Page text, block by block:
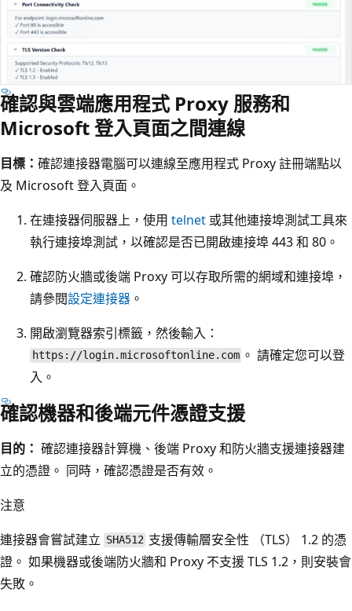
確認與雲端應用程式 Proxy 服務和
Microsoft 登入頁面之間連線
目標： 確認連接器電腦可以連線至應用程式 Proxy 註冊端點以
及 Microsoft 登入頁面。
在連接器伺服器上，使用 telnet 或其他連接埠測試工具來
執行連接埠測試，以確認是否已開啟連接埠 443 和 80。
確認防火牆或後端 Proxy 可以存取所需的網域和連接埠，
請參閱設定連接器 。
開啟瀏覽器索引標籤，然後輸入：
https://login.microsoftonline.com 。 請確定您可以登
入。
確認機器和後端元件憑證支援
目的： 確認連接器計算機、後端 Proxy 和防火牆支援連接器建
立的憑證。 同時，確認憑證是否有效。
注意
連接器會嘗試建立 SHA512 支援傳輸層安全性 （TLS） 1.2 的憑
證。 如果機器或後端防火牆和 Proxy 不支援 TLS 1.2，則安裝會
失敗。